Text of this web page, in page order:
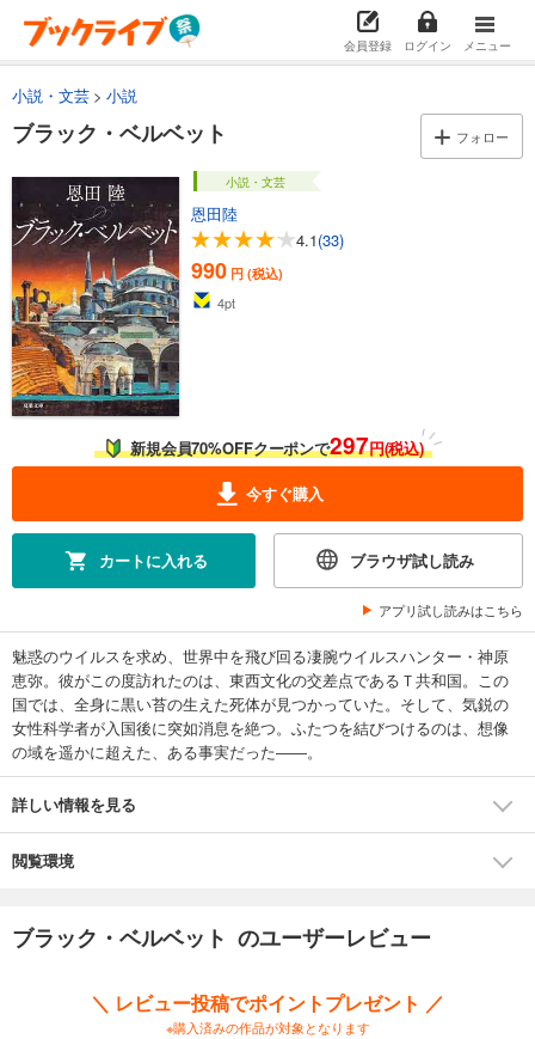
会員登録 ログイン メニュー
小説・文芸 小説
ブラック・ベルベット フォロー
小説・文芸
恩田陸
4.1(33)
990 円 (税込)
4pt
新規会員70%OFFクーポンで297円(税込)
今すぐ購入
カートに入れる ブラウザ試し読み
アプリ試し読みはこちら
魅惑のウイルスを求め、世界中を飛び回る凄腕ウイルスハンター・神原
恵弥。彼がこの度訪れたのは、東西文化の交差点であるＴ共和国。この
国では、全身に黒い苔の生えた死体が見つかっていた。そして、気鋭の
女性科学者が入国後に突如消息を絶つ。ふたつを結びつけるのは、想像
の域を遥かに超えた、ある事実だった――。
詳しい情報を見る
閲覧環境
ブラック・ベルベット のユーザーレビュー
＼ レビュー投稿でポイントプレゼント ／
※購入済みの作品が対象となります